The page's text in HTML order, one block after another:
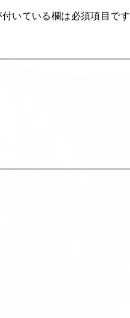
付いている欄は必須項目です